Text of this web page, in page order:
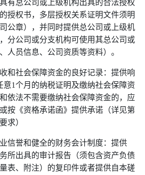
有总公司或上级机构出具的合法授权
授权书，多层授权关系证明文件须明
公章），并同时提供总公司或上级机
分公司或分支机构可使用其总公司或
人员信息、公司资质等资料）。
和社会保障资金的良好记录：提供响
意1个月的纳税证明及缴纳社会保障资
依法不需要缴纳社会保障资金的，应
或按《资格承诺函》提供承诺 （详见第
求）
信誉和健全的财务会计制度：提供
所出具的审计报告（须包含资产负债
表、附注）的复印件或者提供自本磋